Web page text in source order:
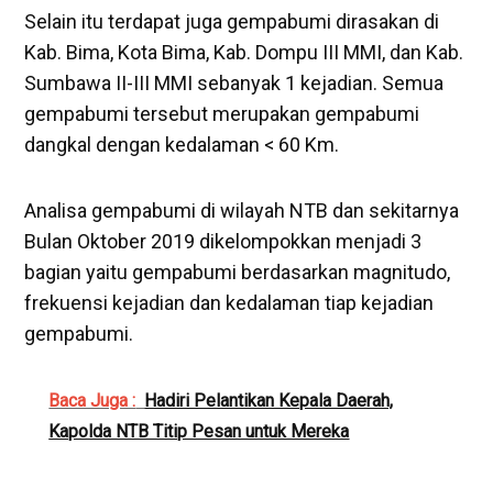
Selain itu terdapat juga gempabumi dirasakan di
Kab. Bima, Kota Bima, Kab. Dompu III MMI, dan Kab.
Sumbawa II-III MMI sebanyak 1 kejadian. Semua
gempabumi tersebut merupakan gempabumi
dangkal dengan kedalaman < 60 Km.
Analisa gempabumi di wilayah NTB dan sekitarnya
Bulan Oktober 2019 dikelompokkan menjadi 3
bagian yaitu gempabumi berdasarkan magnitudo,
frekuensi kejadian dan kedalaman tiap kejadian
gempabumi.
Baca Juga : Hadiri Pelantikan Kepala Daerah,
Kapolda NTB Titip Pesan untuk Mereka